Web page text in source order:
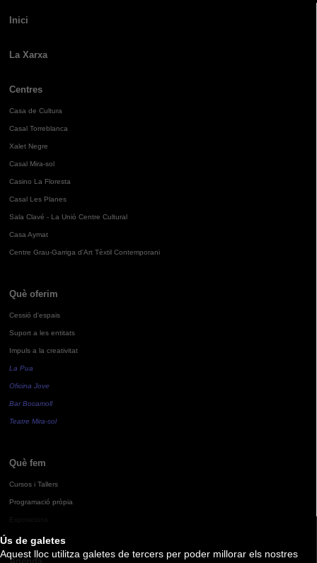
Ús de galetes
Aquest lloc utilitza galetes de tercers per poder millorar els nostres
Inici
La Xarxa
Centres
Casa de Cultura
Casal Torreblanca
Xalet Negre
Casal Mira-sol
Casino La Floresta
Casal Les Planes
Sala Clavé - La Unió Centre Cultural
Casa Aymat
Centre Grau-Garriga d'Art Tèxtil Contemporani
Què oferim
Cessió d'espais
Suport a les entitats
Impuls a la creativitat
La Pua
Oficina Jove
Bar Bocamoll
Teatre Mira-sol
Què fem
Cursos i Tallers
Programació pròpia